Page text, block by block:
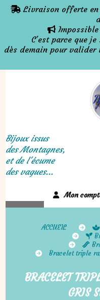
 Livraison offerte

C'est parce que je
dès demain pour
Bijoux issus
des Montagnes,
et de l'écume
des vagues...
Mon
ACCUEIL
Bracelet triple
BRACELET
GRIS
Panneau de gestion des cookies